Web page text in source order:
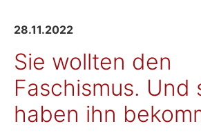
28.11.2022
Sie wollten den
Faschismus. Und
haben ihn